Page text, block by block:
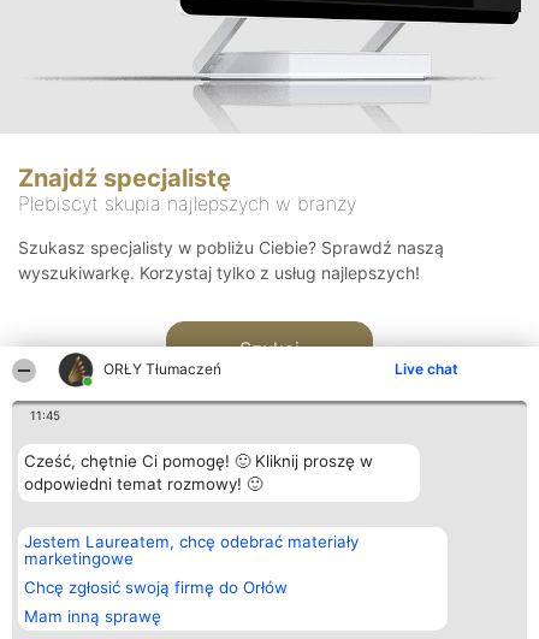
ORŁY Tłumaczeń Live chat
11:45
Cześć, chętnie Ci pomogę! 🙂 Kliknij proszę w
odpowiedni temat rozmowy! 🙂
Jestem Laureatem, chcę odebrać materiały
marketingowe
Chcę zgłosić swoją firmę do Orłów
Mam inną sprawę
Znajdź specjalistę
Plebiscyt skupia najlepszych w branży
Szukasz specjalisty w pobliżu Ciebie? Sprawdź naszą
wyszukiwarkę. Korzystaj tylko z usług najlepszych!
Szukaj
Organizator plebiscytu
Bright Side Solutions sp. z o.
o. sp. k.
ul. Ruska 22
Wrocław 50-079
KRS 0000749100 | Regon
381313360 | NIP 8943132676
Plebiscyt
Laureaci
wszystkich
Laureatów
Regulamin
Kontakt
Kontakt